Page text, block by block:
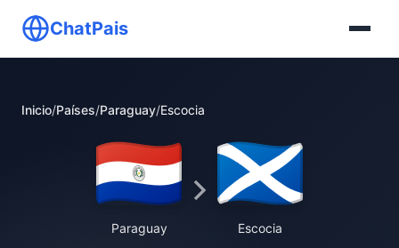
ChatPais
Inicio/Países/Paraguay/Escocia
Paraguay Escocia